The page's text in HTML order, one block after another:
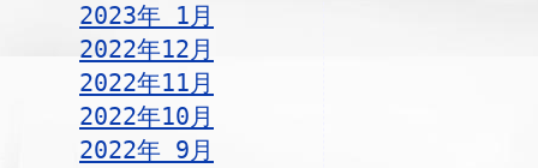
2023年 1月
2022年12月
2022年11月
2022年10月
2022年 9月